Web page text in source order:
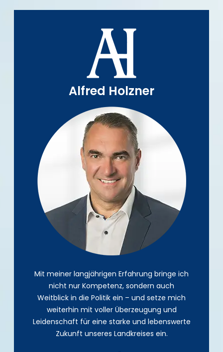
Alfred Holzner
Mit meiner langjährigen Erfahrung bringe ich
nicht nur Kompetenz, sondern auch
Weitblick in die Politik ein – und setze mich
weiterhin mit voller Überzeugung und
Leidenschaft für eine starke und lebenswerte
Zukunft unseres Landkreises ein.